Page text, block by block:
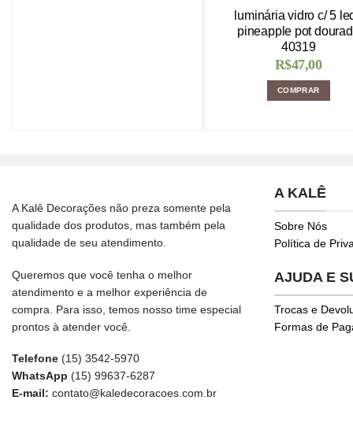
luminária vidro c/ 5
pineapple pot
40319
R$47,00
COMPRAR
A Kalê Decorações não preza somente pela
qualidade dos produtos, mas também pela
qualidade de seu atendimento.
Queremos que você tenha o melhor
atendimento e a melhor experiência de
compra. Para isso, temos nosso time especial
prontos à atender você.
Telefone (15) 3542-5970
WhatsApp (15) 99637-6287
E-mail: contato@kaledecoracoes.com.br
A KALÊ
Sobre Nós
Política de
AJUDA E
Trocas e
Formas de